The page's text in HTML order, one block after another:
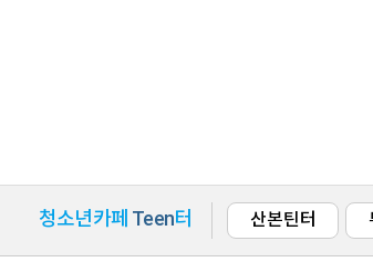
청소년카페 Teen터 산본틴터